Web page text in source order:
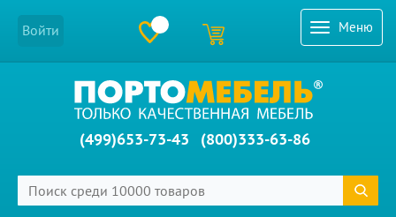
Меню
Войти
(499)653-73-43 (800)333-63-86